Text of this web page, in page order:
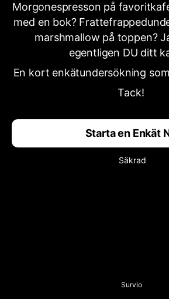
Morgonespresson på
med en bok?
marshmallow på toppen?
egentligen DU ditt
En kort enkätundersökning
Tack!
Starta en Enkät
Säkrad
Survio